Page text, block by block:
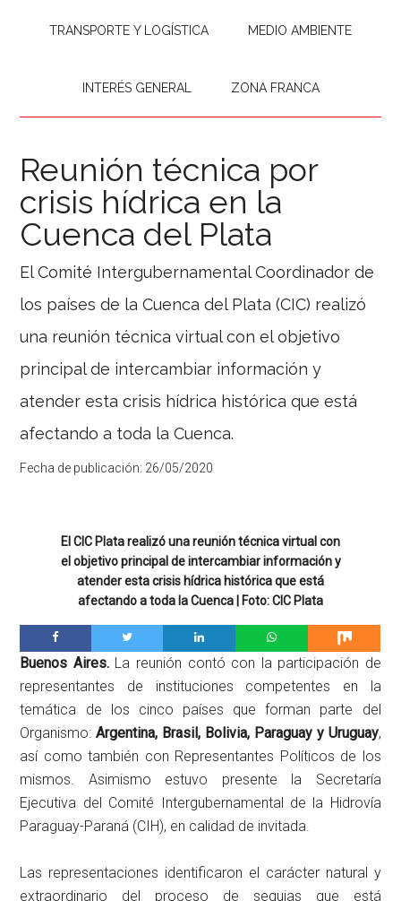
TRANSPORTE Y LOGÍSTICA MEDIO AMBIENTE
INTERÉS GENERAL ZONA FRANCA
Reunión técnica por
crisis hídrica en la
Cuenca del Plata
El Comité Intergubernamental Coordinador de
los países de la Cuenca del Plata (CIC) realizó
una reunión técnica virtual con el objetivo
principal de intercambiar información y
atender esta crisis hídrica histórica que está
afectando a toda la Cuenca.
Fecha de publicación: 26/05/2020
El CIC Plata realizó una reunión técnica virtual con
el objetivo principal de intercambiar información y
atender esta crisis hídrica histórica que está
afectando a toda la Cuenca | Foto: CIC Plata
Buenos Aires.La reunión contó con la participación de
representantes de instituciones competentes en la
temática de los cinco países que forman parte del
Organismo:Argentina, Brasil, Bolivia, Paraguay y Uruguay,
así como también con Representantes Políticos de los
mismos. Asimismo estuvo presente la Secretaría
Ejecutiva del Comité Intergubernamental de la Hidrovía
Paraguay-Paraná (CIH), en calidad de invitada.
Las representaciones identificaron el carácter natural y
extraordinario del proceso de sequias que está